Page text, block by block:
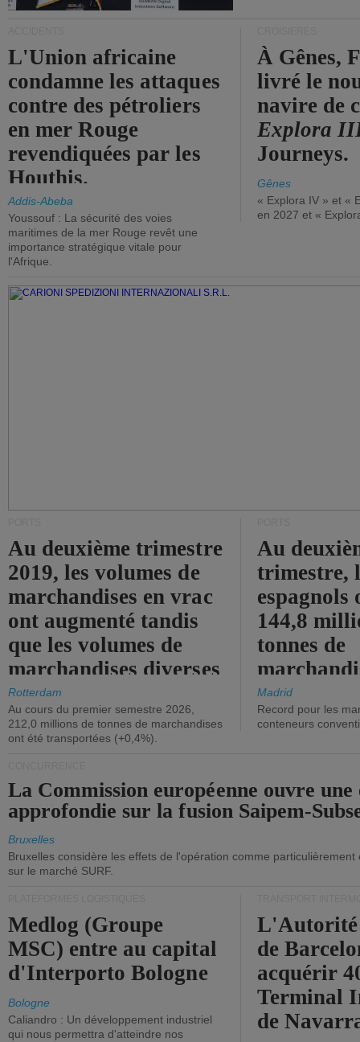
L'Union africaine
condamne les attaques
contre des pétroliers
en mer Rouge
revendiquées par les
Houthis.
Addis-Abeba
Youssouf : La sécurité des voies
maritimes de la mer Rouge revêt une
importance stratégique vitale pour
l'Afrique.
À Gênes,
livré le
navire de
Explora
Journeys.
Gênes
« Explora IV » et «
en 2027 et «
Au deuxième trimestre
2019, les volumes de
marchandises en vrac
ont augmenté tandis
que les volumes de
marchandises diverses
ont diminué.
Rotterdam
Au cours du premier semestre 2026,
212,0 millions de tonnes de marchandises
ont été transportées (+0,4%).
Au
trimestre,
144,8
tonnes de
(+2,9%).
Madrid
Record pour les
conteneurs
La Commission européenne ouvre une
approfondie sur la fusion Saipem-
Bruxelles
Bruxelles considère les effets de l'opération comme
sur le marché SURF.
Medlog (Groupe
MSC) entre au capital
d'Interporto Bologne
Bologne
Caliandro : Un développement industriel
qui nous permettra d'atteindre nos
de
acquérir
Terminal
de